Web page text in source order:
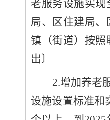
老服务设施实现
局、
区住建局、
镇 （街道） 按照
出〕
2.增加养老
设施设置标准和